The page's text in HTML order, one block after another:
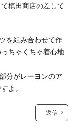
槙田商店の差して
を組み合わせて作
ちゃくちゃ着心地
分がレーヨンのア
よ。
返信